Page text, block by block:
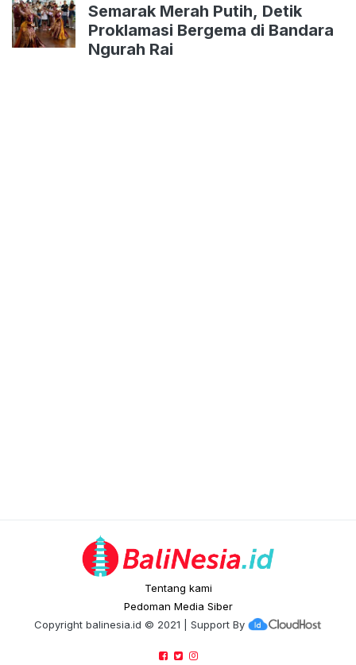
Semarak Merah Putih, Detik
Proklamasi Bergema di Bandara
Ngurah Rai
Tentang kami
Pedoman Media Siber
Copyright balinesia.id © 2021 | Support By